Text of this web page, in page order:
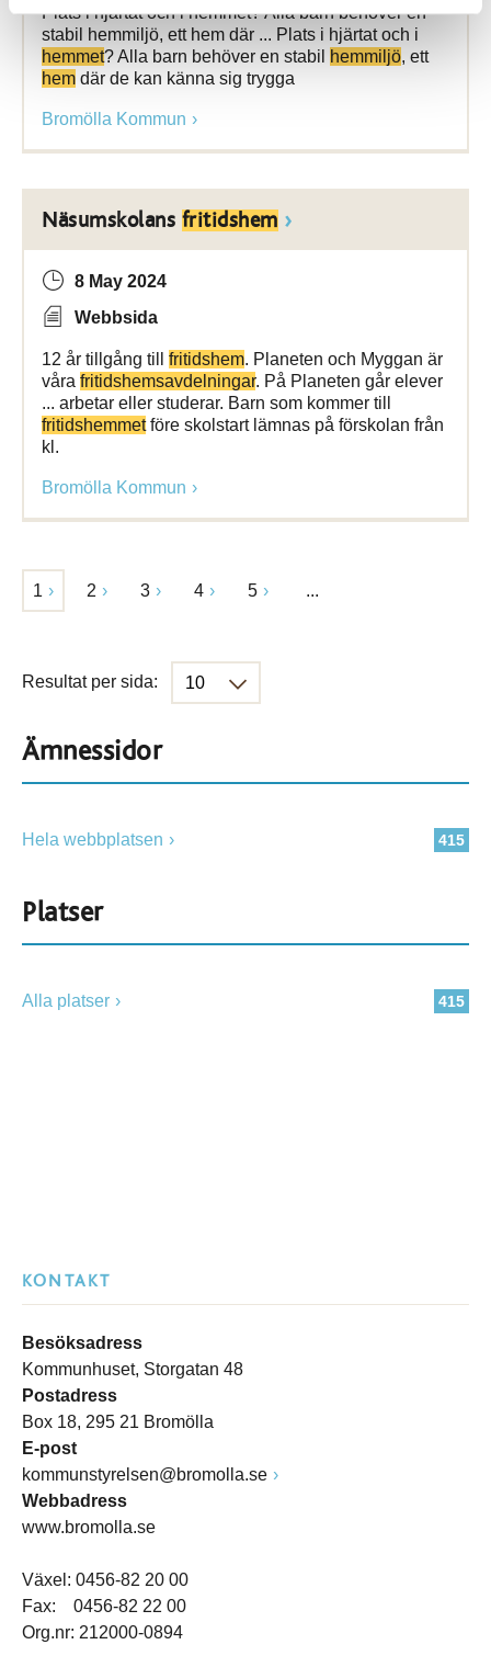
Plats i hjärtat och i hemmet? Alla barn behöver en
stabil hemmiljö, ett hem där ... Plats i hjärtat och i
hemmet? Alla barn behöver en stabil hemmiljö, ett
hem där de kan känna sig trygga
Bromölla Kommun
Näsumskolans fritidshem
8 May 2024
Webbsida
12 år tillgång till fritidshem. Planeten och Myggan är
våra fritidshemsavdelningar. På Planeten går elever
... arbetar eller studerar. Barn som kommer till
fritidshemmetföre skolstart lämnas på förskolan från
kl.
Bromölla Kommun
1 2 3 4 5 ...
Resultat per sida:
Ämnessidor
415
Hela webbplatsen
Platser
415
Alla platser
KONTAKT
Besöksadress
Kommunhuset, Storgatan 48
Postadress
Box 18, 295 21 Bromölla
E-post
kommunstyrelsen@bromolla.se
Webbadress
www.bromolla.se
Växel: 0456-82 20 00
Fax: 0456-82 22 00
Org.nr: 212000-0894